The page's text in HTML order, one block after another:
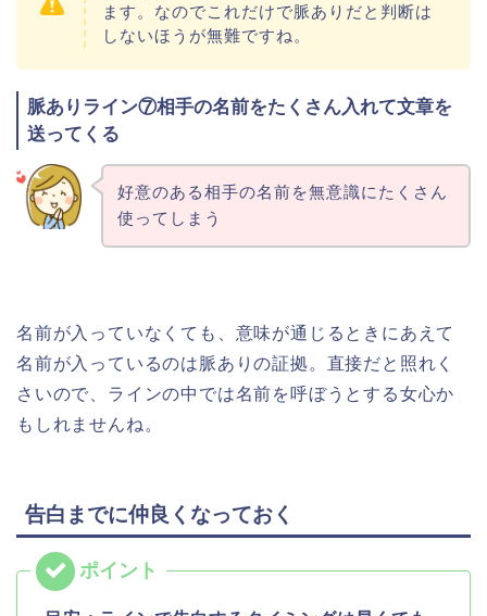
ます。なのでこれだけで脈ありだと判断は
しないほうが無難ですね。
脈ありライン⑦相手の名前をたくさん入れて文章を
送ってくる
好意のある相手の名前を無意識にたくさん
使ってしまう
名前が入っていなくても、意味が通じるときにあえて
名前が入っているのは脈ありの証拠。直接だと照れく
さいので、ラインの中では名前を呼ぼうとする女心か
もしれませんね。
告白までに仲良くなっておく